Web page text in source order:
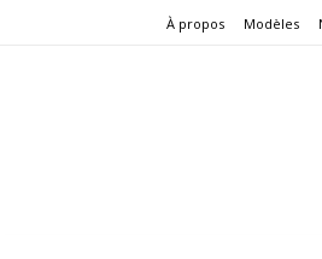
À propos Modèles